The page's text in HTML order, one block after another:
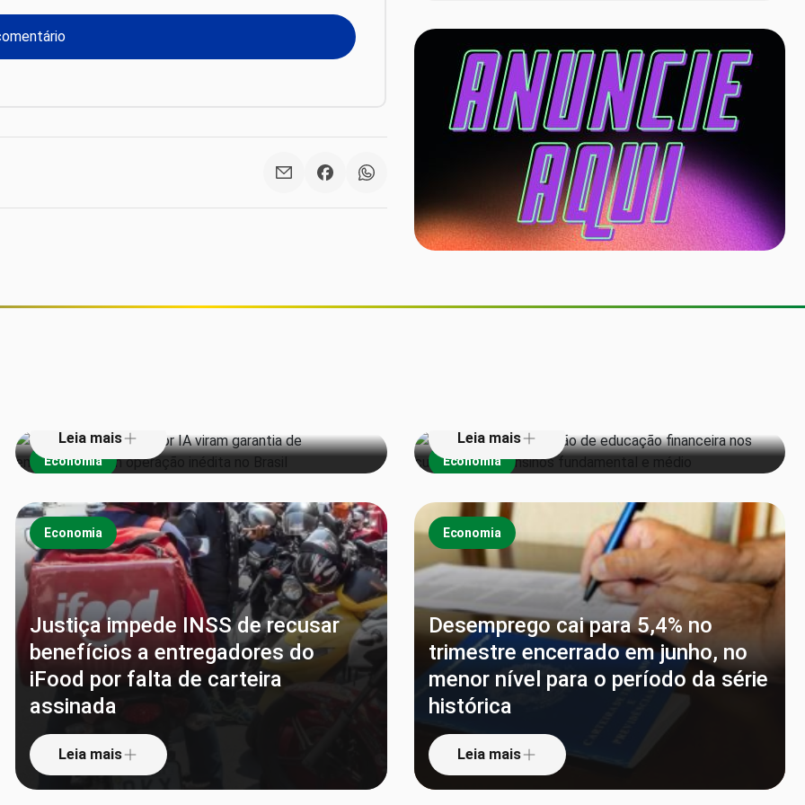
Economia
Leia mais
Economia
Leia mais
Economia
Justiça impede INSS de recusar
benefícios a entregadores do
iFood por falta de carteira
assinada
Leia mais
Economia
Desemprego cai para 5,4% no
trimestre encerrado em junho, no
menor nível para o período da série
histórica
Leia mais